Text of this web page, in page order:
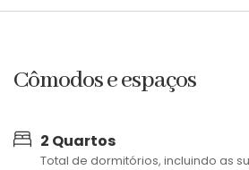
Cômodos e espaços
2 Quartos
Total de dormitórios, incluindo as